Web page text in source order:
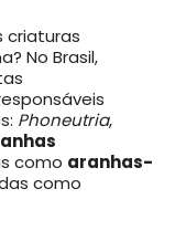
criaturas
No Brasil,
Phoneutria,
como aranhas-
como